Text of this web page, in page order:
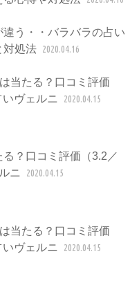
う・・バラバラの占い
対処法 2020.04.16
当たる？口コミ評価
いヴェルニ
2020.04.15
る？口コミ評価（3.2／
ニ
2020.04.15
当たる？口コミ評価
いヴェルニ
2020.04.15